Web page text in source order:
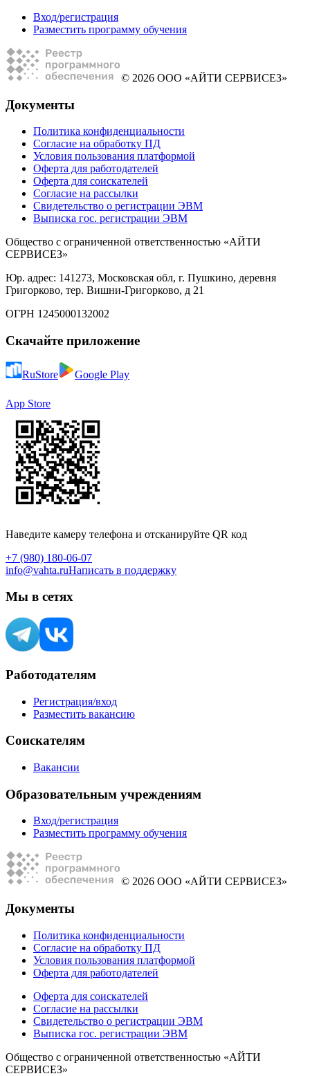
Вход/регистрация
Разместить программу обучения
© 2026 ООО «АЙТИ СЕРВИСЕЗ»
Документы
Политика конфиденциальности
Согласие на обработку ПД
Условия пользования платформой
Оферта для работодателей
Оферта для соискателей
Согласие на рассылки
Свидетельство о регистрации ЭВМ
Выписка гос. регистрации ЭВМ
Общество с ограниченной ответственностью «АЙТИ
СЕРВИСЕЗ»
Юр. адрес: 141273, Московская обл, г. Пушкино, деревня
Григорково, тер. Вишни-Григорково, д 21
ОГРН 1245000132002
Скачайте приложение
RuStore Google Play
App Store
Наведите камеру телефона и отсканируйте QR код
+7 (980) 180-06-07
info@vahta.ruНаписать в поддержку
Мы в сетях
Работодателям
Регистрация/вход
Разместить вакансию
Соискателям
Вакансии
Образовательным учреждениям
Вход/регистрация
Разместить программу обучения
© 2026 ООО «АЙТИ СЕРВИСЕЗ»
Документы
Политика конфиденциальности
Согласие на обработку ПД
Условия пользования платформой
Оферта для работодателей
Оферта для соискателей
Согласие на рассылки
Свидетельство о регистрации ЭВМ
Выписка гос. регистрации ЭВМ
Общество с ограниченной ответственностью «АЙТИ
СЕРВИСЕЗ»